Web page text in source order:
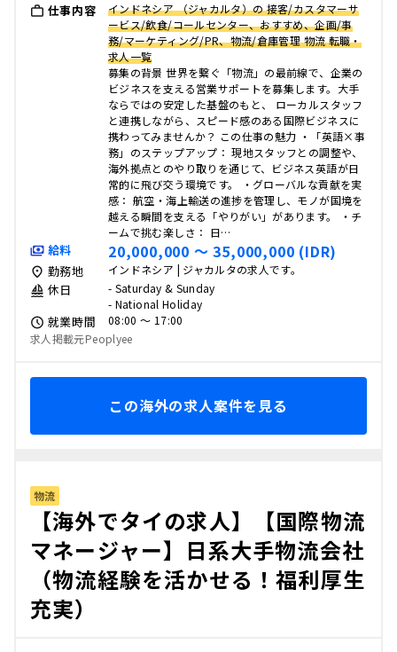
仕事内容
インドネシア （ジャカルタ）の 接客/カスタマーサ
ービス/飲食/コールセンター、おすすめ、企画/事
務/マーケティング/PR、物流/倉庫管理 物流 転職・
求人一覧
募集の背景 世界を繋ぐ「物流」の最前線で、企業の
ビジネスを支える営業サポートを募集します。大手
ならではの安定した基盤のもと、 ローカルスタッフ
と連携しながら、スピード感のある国際ビジネスに
携わってみませんか？ この仕事の魅力 ・「英語×事
務」のステップアップ： 現地スタッフとの調整や、
海外拠点とのやり取りを通じて、ビジネス英語が日
常的に飛び交う環境です。 ・グローバルな貢献を実
感： 航空・海上輸送の進捗を管理し、モノが国境を
越える瞬間を支える「やりがい」があります。 ・チ
ームで挑む楽しさ： 日…
給料 20,000,000 〜 35,000,000 (IDR)
勤務地 インドネシア | ジャカルタの求人です。
休日
- Saturday & Sunday
- National Holiday
就業時間
08:00 〜 17:00
求人掲載元Peoplyee
この海外の求人案件を見る
物流
【海外でタイの求人】【国際物流
マネージャー】日系大手物流会社
（物流経験を活かせる！福利厚生
充実）